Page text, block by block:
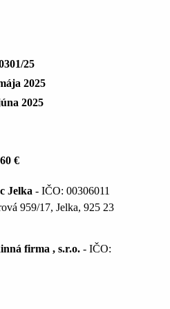
25
2025
2025
€
Jelka - IČO: 00306011
959/17, Jelka, 925 23
firma , s.r.o. - IČO: